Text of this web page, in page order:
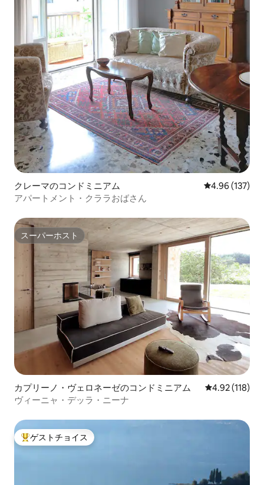
クレーマのコンドミニアム レビュー137
4.96 (137)
アパートメント・クララおばさん
スーパーホスト
スーパーホスト
カプリーノ・ヴェロネーゼのコンドミニアム レビュー118
4.92 (118)
ヴィーニャ・デッラ・ニーナ
大好評のゲストチョイスです。
ゲストチョイス